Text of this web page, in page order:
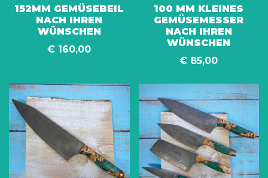
152MM GEMÜSEBEIL
NACH IHREN
WÜNSCHEN
€ 160,00
100 MM KLEINES
GEMÜSEMESSER
NACH IHREN
WÜNSCHEN
€ 85,00